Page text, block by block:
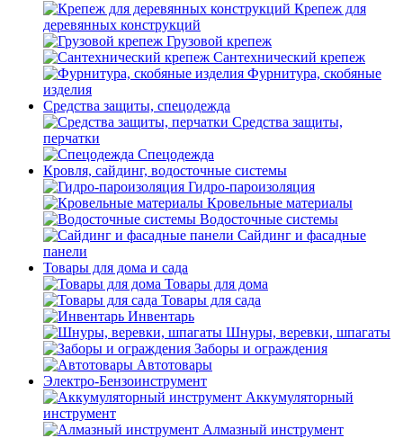
Крепеж для
деревянных конструкций
Грузовой крепеж
Сантехнический крепеж
Фурнитура, скобяные
изделия
Средства защиты, спецодежда
Средства защиты,
перчатки
Спецодежда
Кровля, сайдинг, водосточные системы
Гидро-пароизоляция
Кровельные материалы
Водосточные системы
Сайдинг и фасадные
панели
Товары для дома и сада
Товары для дома
Товары для сада
Инвентарь
Шнуры, веревки, шпагаты
Заборы и ограждения
Автотовары
Электро-Бензоинструмент
Аккумуляторный
инструмент
Алмазный инструмент